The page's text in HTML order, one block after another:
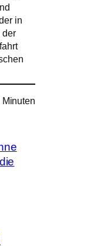
in
der
Minuten